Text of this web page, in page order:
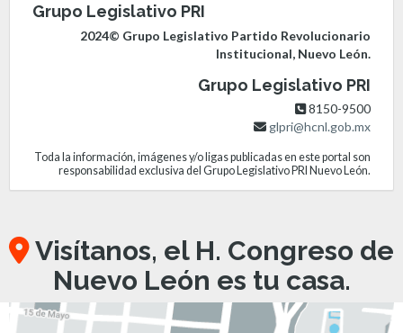
Grupo Legislativo PRI
2024© Grupo Legislativo Partido Revolucionario
Institucional, Nuevo León.
Grupo Legislativo PRI
8150-9500
glpri@hcnl.gob.mx
Toda la información, imágenes y/o ligas publicadas en este portal son
responsabilidad exclusiva del Grupo Legislativo PRI Nuevo León.
Visítanos, el H. Congreso de
Nuevo León es tu casa.